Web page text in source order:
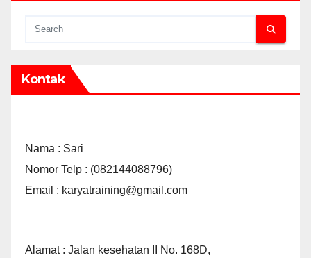
Kontak
Nama : Sari
Nomor Telp : (082144088796)
Email : karyatraining@gmail.com
Alamat : Jalan kesehatan II No. 168D,